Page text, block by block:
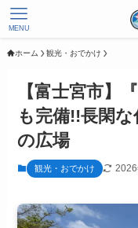
MENU
ホーム 観光・おでかけ
【富士宮市】
も完備!!長閑
の広場
観光・おでかけ